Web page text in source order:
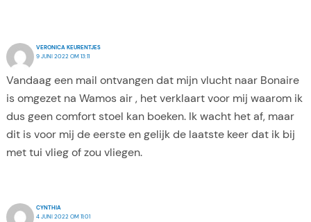
VERONICA KEURENTJES
9 JUNI 2022 OM 13:11
Vandaag een mail ontvangen dat mijn vlucht naar Bonaire
is omgezet na Wamos air , het verklaart voor mij waarom ik
dus geen comfort stoel kan boeken. Ik wacht het af, maar
dit is voor mij de eerste en gelijk de laatste keer dat ik bij
met tui vlieg of zou vliegen.
CYNTHIA
4 JUNI 2022 OM 11:01